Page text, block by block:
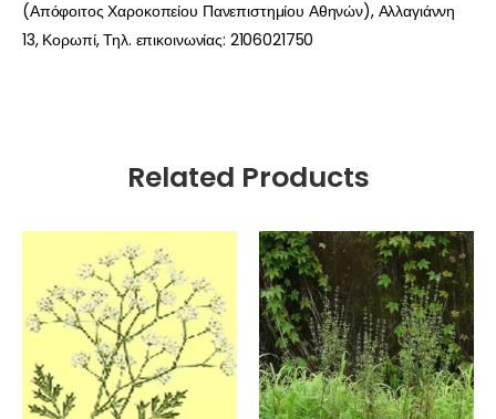
(Απόφοιτος Χαροκοπείου Πανεπιστημίου Αθηνών), Αλλαγιάννη
13, Κορωπί, Τηλ. επικοινωνίας: 2106021750
Related Products